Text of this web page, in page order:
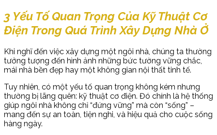
3 Yếu Tố Quan Trọng Của Kỹ Thuật Cơ
Điện Trong Quá Trình Xây Dựng Nhà Ở
Khi nghĩ đến việc xây dựng một ngôi nhà, chúng ta thường
tưởng tượng đến hình ảnh những bức tường vững chắc,
mái nhà bền đẹp hay một không gian nội thất tinh tế.
Tuy nhiên, có một yếu tố quan trọng không kém nhưng
thường bị lãng quên: kỹ thuật cơ điện. Đó chính là hệ thống
giúp ngôi nhà không chỉ “đứng vững” mà còn “sống” –
mang đến sự an toàn, tiện nghi, và hiệu quả cho cuộc sống
hàng ngày.